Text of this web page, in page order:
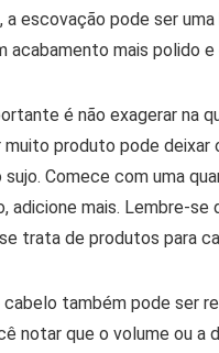
a escovação pode ser
acabamento mais polido
é não exagerar na
muito produto pode deixar
Comece com uma
adicione mais. Lembre-se
trata de produtos para
cabelo também pode ser
notar que o volume ou a